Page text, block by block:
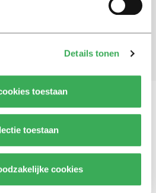
Details tonen
toestaan
toestaan
cookies
of tips?Neem contact met